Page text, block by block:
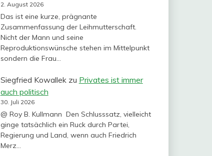
2. August 2026
Das ist eine kurze, prägnante
Zusammenfassung der Leihmutterschaft.
Nicht der Mann und seine
Reproduktionswünsche stehen im Mittelpunkt
sondern die Frau…
Siegfried Kowallekzu Privates ist immer
auch politisch
30. Juli 2026
@ Roy B. Kullmann Den Schlusssatz, vielleicht
ginge tatsächlich ein Ruck durch Partei,
Regierung und Land, wenn auch Friedrich
Merz…